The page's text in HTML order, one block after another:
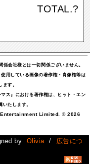
TOTAL.?
会社様とは一切関係ございません。
用している画像の著作権・肖像権等は
す。
ス』における著作権は、ヒット・エン
たします。
Limited. © 2026
by Olivia /
広告につ